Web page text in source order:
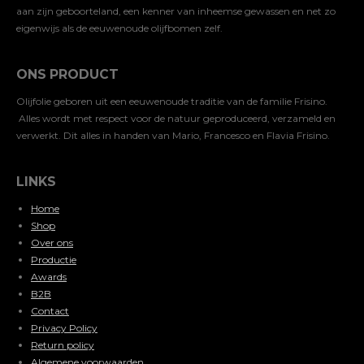
aan zijn geboorteland, een kenner van inheemse gewassen en net zo
eigenwijs als de eeuwenoude olijfbomen zelf.
ONS PRODUCT
Olijfolie geboren uit een eeuwenoude traditie van de familie Frisino.
Alles wordt met respect voor de natuur geproduceerd, verzameld en
verwerkt. Dit alles in handen van Mario, Francesco en Flavia Frisino.
LINKS
Home
Shop
Over ons
Productie
Awards
B2B
Contact
Privacy Policy
Return policy